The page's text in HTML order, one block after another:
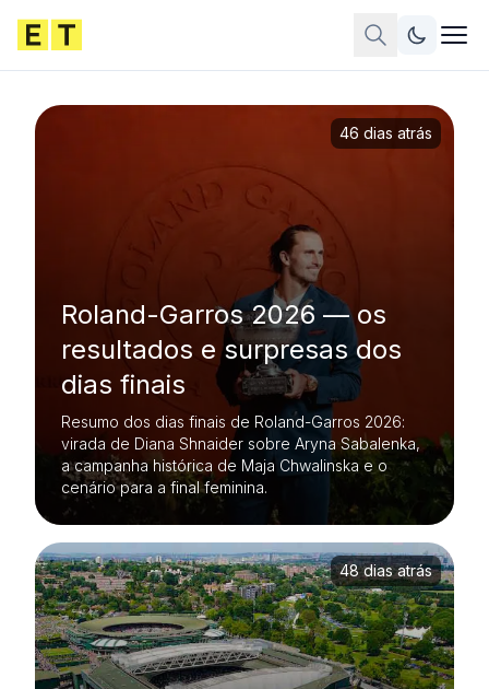
Roland-Garros 2026 — os
resultados e surpresas dos
dias finais
Resumo dos dias finais de Roland-Garros 2026:
virada de Diana Shnaider sobre Aryna Sabalenka,
a campanha histórica de Maja Chwalinska e o
cenário para a final feminina.
46 dias atrás
48 dias atrás